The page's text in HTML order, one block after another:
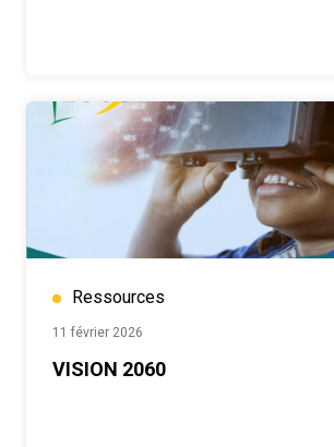
Ressources
11 février 2026
VISION 2060